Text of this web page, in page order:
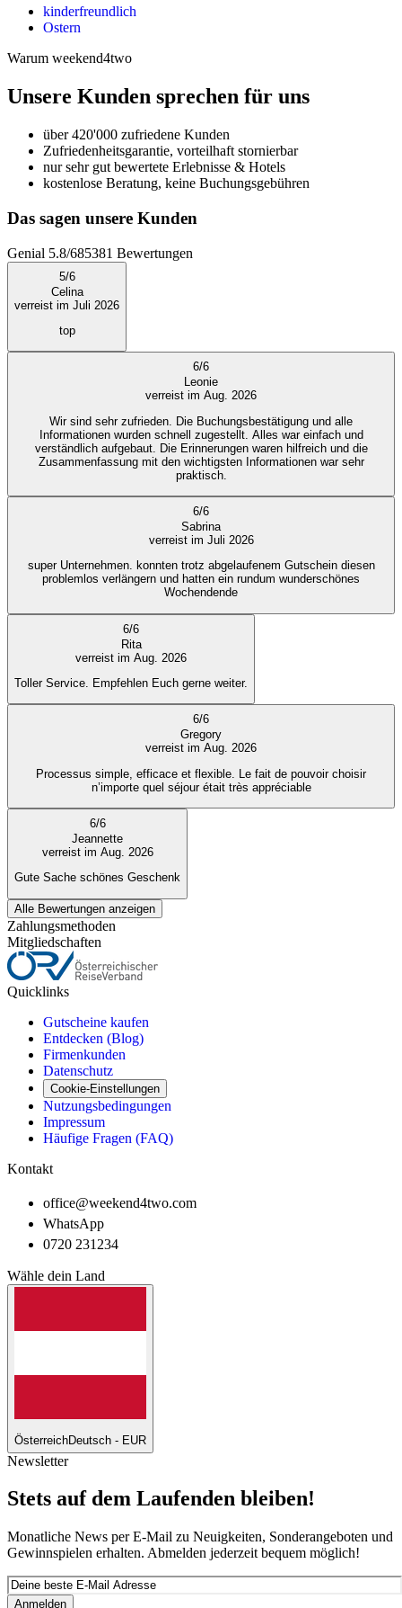
kinderfreundlich
Ostern
Warum weekend4two
Unsere Kunden sprechen für uns
über 420'000 zufriedene Kunden
Zufriedenheitsgarantie, vorteilhaft stornierbar
nur sehr gut bewertete Erlebnisse & Hotels
kostenlose Beratung, keine Buchungsgebühren
Das sagen unsere Kunden
Genial 5.8/685381 Bewertungen
5/6
Celina
verreist im Juli 2026
top
6/6
Leonie
verreist im Aug. 2026
Wir sind sehr zufrieden. Die Buchungsbestätigung und alle
Informationen wurden schnell zugestellt. Alles war einfach und
verständlich aufgebaut. Die Erinnerungen waren hilfreich und die
Zusammenfassung mit den wichtigsten Informationen war sehr
praktisch.
6/6
Sabrina
verreist im Juli 2026
super Unternehmen. konnten trotz abgelaufenem Gutschein diesen
problemlos verlängern und hatten ein rundum wunderschönes
Wochendende
6/6
Rita
verreist im Aug. 2026
Toller Service. Empfehlen Euch gerne weiter.
6/6
Gregory
verreist im Aug. 2026
Processus simple, efficace et flexible. Le fait de pouvoir choisir
n’importe quel séjour était très appréciable
6/6
Jeannette
verreist im Aug. 2026
Gute Sache schönes Geschenk
Alle Bewertungen anzeigen
Zahlungsmethoden
Mitgliedschaften
Quicklinks
Gutscheine kaufen
Entdecken (Blog)
Firmenkunden
Datenschutz
Cookie-Einstellungen
Nutzungsbedingungen
Impressum
Häufige Fragen (FAQ)
Kontakt
office@weekend4two.com
WhatsApp
0720 231234
Wähle dein Land
ÖsterreichDeutsch - EUR
Newsletter
Stets auf dem Laufenden bleiben!
Monatliche News per E-Mail zu Neuigkeiten, Sonderangeboten und
Gewinnspielen erhalten. Abmelden jederzeit bequem möglich!
Anmelden